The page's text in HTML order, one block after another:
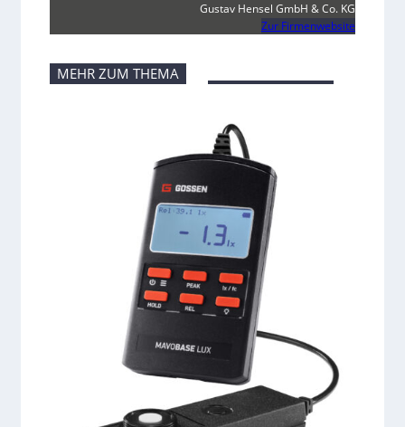
Gustav Hensel GmbH & Co. KG
Zur Firmenwebsite
MEHR ZUM THEMA